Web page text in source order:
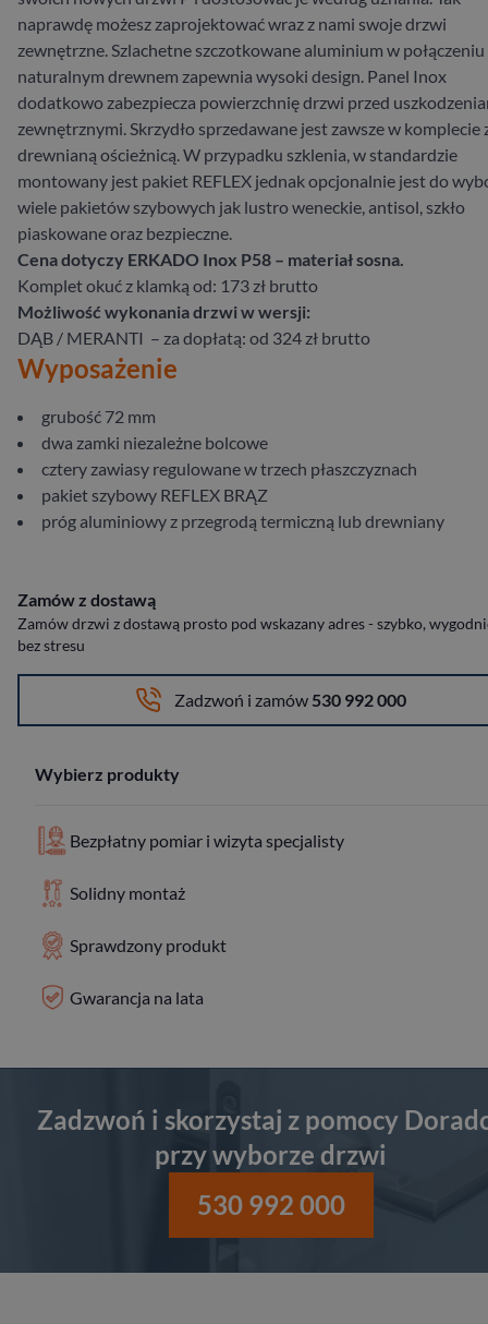
naprawdę możesz zaprojektować wraz z nami swoje drzwi
zewnętrzne. Szlachetne szczotkowane aluminium w połączeniu
naturalnym drewnem zapewnia wysoki design. Panel Inox
dodatkowo zabezpiecza powierzchnię drzwi przed
zewnętrznymi. Skrzydło sprzedawane jest zawsze w komplecie
drewnianą ościeżnicą. W przypadku szklenia, w standardzie
montowany jest pakiet REFLEX jednak opcjonalnie jest do
wiele pakietów szybowych jak lustro weneckie, antisol, szkło
piaskowane oraz bezpieczne.
Cena dotyczy ERKADO Inox P58 – materiał sosna.
Komplet okuć z klamką od: 173 zł brutto
Możliwość wykonania drzwi w wersji:
DĄB / MERANTI – za dopłatą: od 324 zł brutto
Wyposażenie
grubość 72 mm
dwa zamki niezależne bolcowe
cztery zawiasy regulowane w trzech płaszczyznach
pakiet szybowy REFLEX BRĄZ
próg aluminiowy z przegrodą termiczną lub drewniany
Zamów z dostawą
Zamów drzwi z dostawą prosto pod wskazany adres - szybko,
bez stresu
Zadzwoń i zamów 530 992 000
Wybierz produkty
Bezpłatny pomiar i wizyta specjalisty
Solidny montaż
Sprawdzony produkt
Gwarancja na lata
Zadzwoń i skorzystaj z pomocy
przy wyborze drzwi
530 992 000